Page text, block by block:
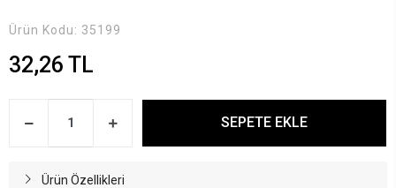
Ürün Kodu: 35199
32,26 TL
SEPETE EKLE
Ürün Özellikleri